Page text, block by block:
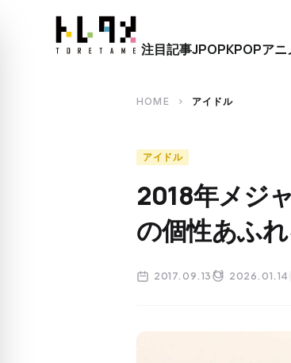
close
注目記事JPOPKPOPアニ
HOME chevron_right アイドル
アイドル
2018年メジ
の個性あふ
2017.09.13 2026.01.14